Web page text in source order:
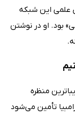
علمی این شبکه
بود. او در نوشتن
منظره
تأمین می‌شود